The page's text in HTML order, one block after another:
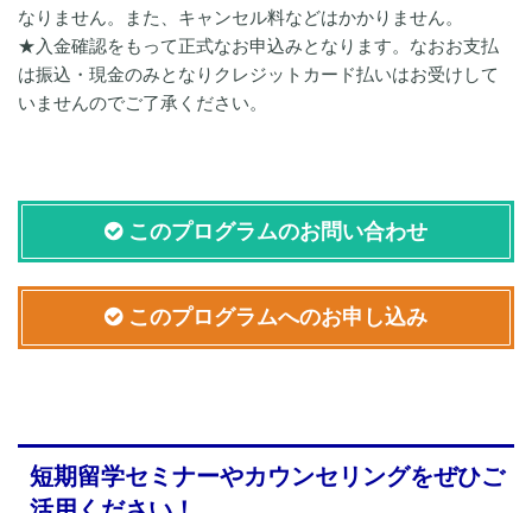
なりません。また、キャンセル料などはかかりません。
★入金確認をもって正式なお申込みとなります。なおお支払
は振込・現金のみとなりクレジットカード払いはお受けして
いませんのでご了承ください。
このプログラムのお問い合わせ
このプログラムへのお申し込み
短期留学セミナーやカウンセリングをぜひご